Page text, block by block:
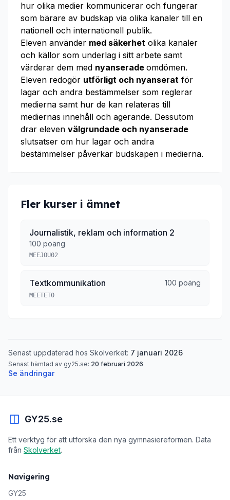
hur olika medier kommunicerar och fungerar
som bärare av budskap via olika kanaler till en
nationell och internationell publik.
Eleven använder med säkerhet olika kanaler
och källor som underlag i sitt arbete samt
värderar dem med nyanserade omdömen.
Eleven redogör utförligt och nyanserat för
lagar och andra bestämmelser som reglerar
medierna samt hur de kan relateras till
mediernas innehåll och agerande. Dessutom
drar eleven välgrundade och nyanserade
slutsatser om hur lagar och andra
bestämmelser påverkar budskapen i medierna.
Fler kurser i ämnet
Journalistik, reklam och information 2
100 poäng
MEEJOU02
Textkommunikation 100 poäng
MEETET0
Senast uppdaterad hos Skolverket: 7 januari 2026
Senast hämtad av gy25.se: 20 februari 2026
Se ändringar
GY25.se
Ett verktyg för att utforska den nya gymnasiereformen. Data
från Skolverket.
Navigering
GY25